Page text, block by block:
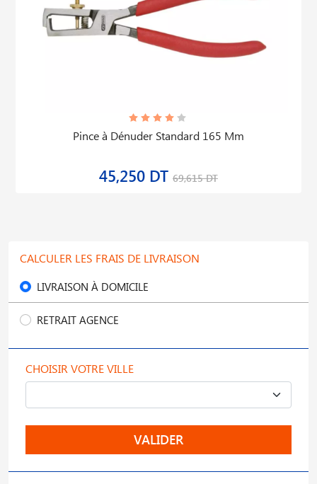
Pince à Dénuder Standard 165 Mm
45,250 DT 69,615 DT
CALCULER LES FRAIS DE LIVRAISON
LIVRAISON À DOMICILE
RETRAIT AGENCE
CHOISIR VOTRE VILLE
VALIDER